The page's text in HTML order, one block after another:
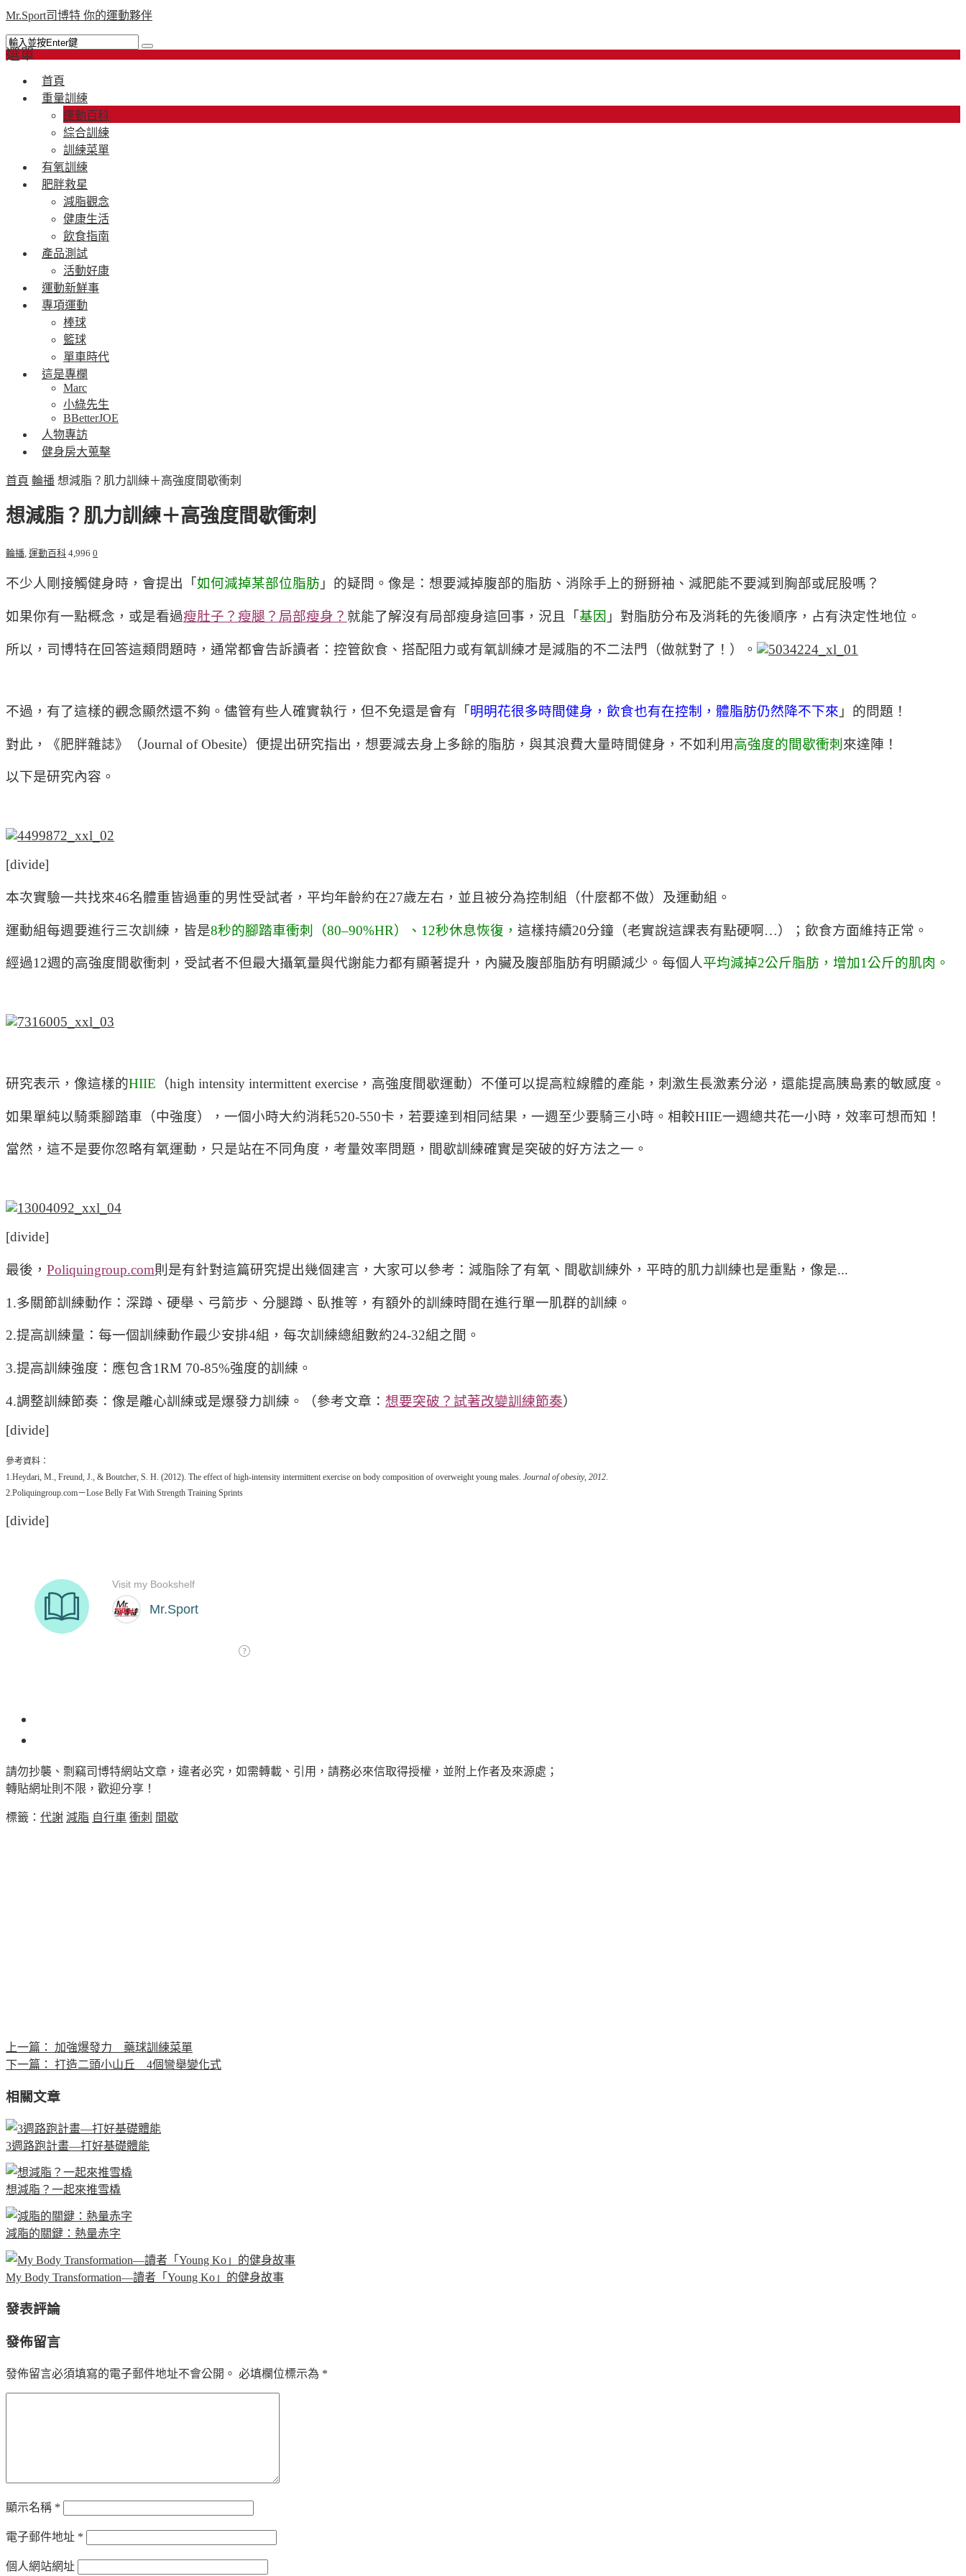
Mr.Sport司博特 你的運動夥伴
選單
首頁
重量訓練
運動百科
綜合訓練
訓練菜單
有氧訓練
肥胖救星
減脂觀念
健康生活
飲食指南
產品測試
活動好康
運動新鮮事
專項運動
棒球
籃球
單車時代
這是專欄
Marc
小綠先生
BBetterJOE
人物專訪
健身房大蒐擊
首頁 輪播 想減脂？肌力訓練＋高強度間歇衝刺
想減脂？肌力訓練＋高強度間歇衝刺
輪播 運動百科 4,996 0
不少人剛接觸健身時，會提出「 如何減掉某部位脂肪 」的疑問。像是：想要減掉腹部的脂肪、消除手上的掰掰袖、減肥能不要減到胸部或屁股嗎？
如果你有一點概念，或是看過瘦肚子？瘦腿？局部瘦身 ？ 就能了解沒有局部瘦身這回事，況且「 基因 」對脂肪分布及消耗的先後順序，占有決定性地位。
所以，司博特在回答這類問題時，通常都會告訴讀者：控管飲食、搭配阻力或有氧訓練才是減脂的不二法門（做就對了！）。
不過，有了這樣的觀念顯然還不夠。儘管有些人確實執行，但不免還是會有「 明明花很多時間健身，飲食也有在控制，體脂肪仍然降不下來 」的問題！
對此，《肥胖雜誌》（Journal of Obesite）便提出研究指出，想要減去身上多餘的脂肪，與其浪費大量時間健身，不如利用高強度的間歇衝刺 來達陣！
以下是研究內容。
[divide]
本次實驗一共找來46名體重皆過重的男性受試者，平均年齡約在27歲左右，並且被分為控制組（什麼都不做）及運動組。
運動組每週要進行三次訓練，皆是8秒的腳踏車衝刺（80–90%HR）、12秒休息恢復， 這樣持續20分鐘（老實說這課表有點硬啊…）；飲食方面維持正常。
經過12週的高強度間歇衝刺，受試者不但最大攝氧量與代謝能力都有顯著提升，內臟及腹部脂肪有明顯減少。每個人平均減掉2公斤脂肪，增加1公斤的肌肉。
研究表示，像這樣的HIIE （high intensity intermittent exercise，高強度間歇運動）不僅可以提高粒線體的產能，刺激生長激素分泌，還能提高胰島素的敏感度。
如果單純以騎乘腳踏車（中強度），一個小時大約消耗520-550卡，若要達到相同結果，一週至少要騎三小時。相較HIIE一週總共花一小時，效率可想而知！
當然，這不是要你忽略有氧運動，只是站在不同角度，考量效率問題，間歇訓練確實是突破的好方法之一。
[divide]
最後， Poliquingroup.com則是有針對這篇研究提出幾個建言，大家可以參考：減脂除了有氧、間歇訓練外，平時的肌力訓練也是重點，像是...
1.多關節訓練動作：深蹲、硬舉、弓箭步、分腿蹲、臥推等，有額外的訓練時間在進行單一肌群的訓練。
2.提高訓練量：每一個訓練動作最少安排4組，每次訓練總組數約24-32組之間。
3.提高訓練強度：應包含1RM 70-85%強度的訓練。
4.調整訓練節奏：像是離心訓練或是爆發力訓練。（參考文章： 想要突破？試著改變訓練節奏）
[divide]
參考資料：
1.Heydari, M., Freund, J., & Boutcher, S. H. (2012). The effect of high-intensity intermittent exercise on body composition of overweight young males. Journal of obesity, 2012.
2.Poliquingroup.com－Lose Belly Fat With Strength Training Sprints
[divide]
請勿抄襲、剽竊司博特網站文章，違者必究，如需轉載、引用，請務必來信取得授權，並附上作者及來源處；
轉貼網址則不限，歡迎分享！
標籤： 代謝 減脂 自行車 衝刺 間歇
上一篇：
加強爆發力 藥球訓練菜單
下一篇：
打造二頭小山丘 4個彎舉變化式
相關文章
3週路跑計畫—打好基礎體能
想減脂？一起來推雪橇
減脂的關鍵：熱量赤字
My Body Transformation—讀者「Young Ko」的健身故事
發表評論
發佈留言
發佈留言必須填寫的電子郵件地址不會公開。 必填欄位標示為 *
顯示名稱 *
電子郵件地址 *
個人網站網址